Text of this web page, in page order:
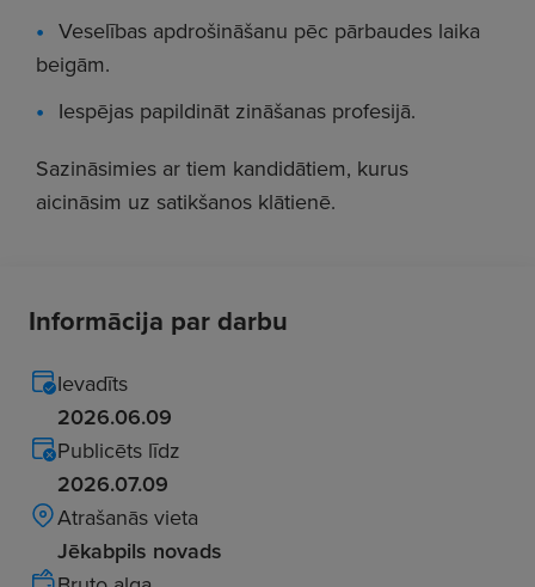
Veselības apdrošināšanu pēc pārbaudes laika
beigām.
Iespējas papildināt zināšanas profesijā.
Sazināsimies ar tiem kandidātiem, kurus
aicināsim uz satikšanos klātienē.
Informācija par darbu
Ievadīts
2026.06.09
Publicēts līdz
2026.07.09
Atrašanās vieta
Jēkabpils novads